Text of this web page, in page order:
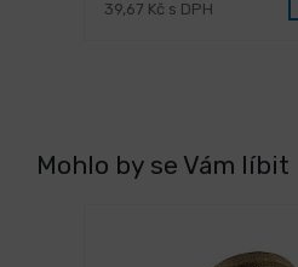
39,67 Kč s DPH
Mohlo by se Vám líbit